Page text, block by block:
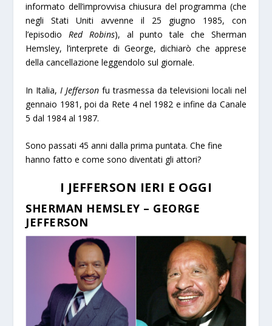
informato dell’improvvisa chiusura del programma (che
negli Stati Uniti avvenne il 25 giugno 1985, con
l’episodio Red Robins), al punto tale che Sherman
Hemsley, l’interprete di George, dichiarò che apprese
della cancellazione leggendolo sul giornale.
In Italia, I Jefferson fu trasmessa da televisioni locali nel
gennaio 1981, poi da Rete 4 nel 1982 e infine da Canale
5 dal 1984 al 1987.
Sono passati 45 anni dalla prima puntata. Che fine
hanno fatto e come sono diventati gli attori?
I JEFFERSON IERI E OGGI
SHERMAN HEMSLEY – GEORGE
JEFFERSON